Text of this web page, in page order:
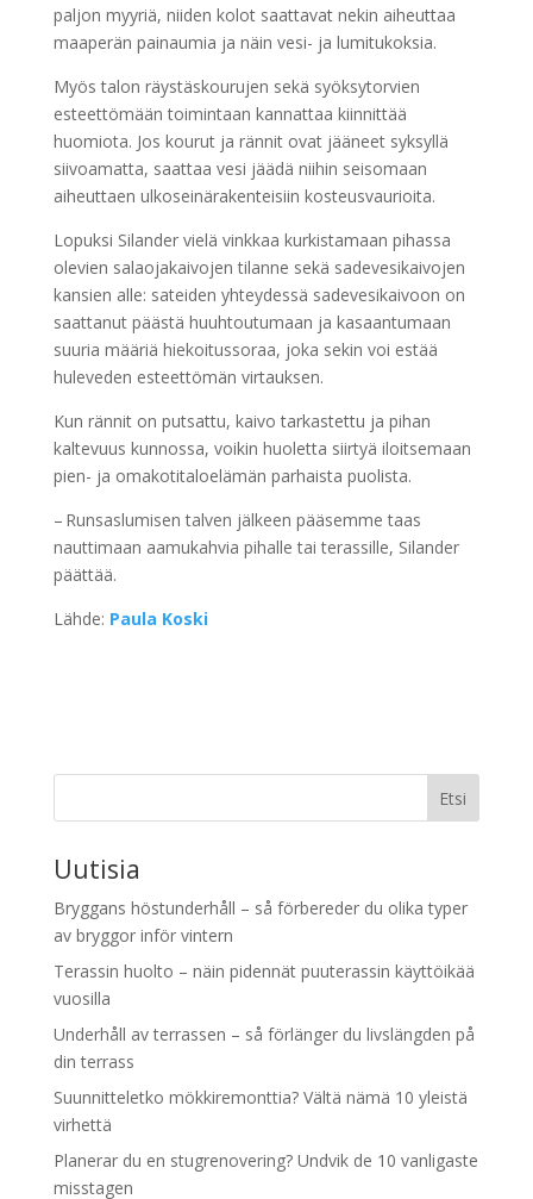
paljon myyriä, niiden kolot saattavat nekin aiheuttaa
maaperän painaumia ja näin vesi- ja lumitukoksia.
Myös talon räystäskourujen sekä syöksytorvien
esteettömään toimintaan kannattaa kiinnittää
huomiota. Jos kourut ja rännit ovat jääneet syksyllä
siivoamatta, saattaa vesi jäädä niihin seisomaan
aiheuttaen ulkoseinärakenteisiin kosteusvaurioita.
Lopuksi Silander vielä vinkkaa kurkistamaan pihassa
olevien salaojakaivojen tilanne sekä sadevesikaivojen
kansien alle: sateiden yhteydessä sadevesikaivoon on
saattanut päästä huuhtoutumaan ja kasaantumaan
suuria määriä hiekoitussoraa, joka sekin voi estää
huleveden esteettömän virtauksen.
Kun rännit on putsattu, kaivo tarkastettu ja pihan
kaltevuus kunnossa, voikin huoletta siirtyä iloitsemaan
pien- ja omakotitaloelämän parhaista puolista.
– Runsaslumisen talven jälkeen pääsemme taas
nauttimaan aamukahvia pihalle tai terassille, Silander
päättää.
Lähde: Paula Koski
Etsi
Uutisia
Bryggans höstunderhåll – så förbereder du olika typer
av bryggor inför vintern
Terassin huolto – näin pidennät puuterassin käyttöikää
vuosilla
Underhåll av terrassen – så förlänger du livslängden på
din terrass
Suunnitteletko mökkiremonttia? Vältä nämä 10 yleistä
virhettä
Planerar du en stugrenovering? Undvik de 10 vanligaste
misstagen